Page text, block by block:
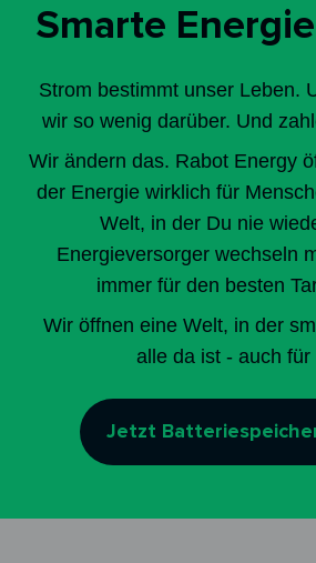
Smarte
Strom bestimmt unser Leben.
wir so wenig darüber. Und
Wir ändern das. Rabot Energy
der Energie wirklich für
Welt, in der Du nie
Energieversorger wechseln
immer für den besten
Wir öffnen eine Welt, in der
alle da ist - auch für
Jetzt